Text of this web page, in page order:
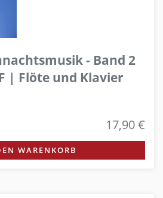
- Band 2
| Flöte und Klavier
17,90 €
WARENKORB